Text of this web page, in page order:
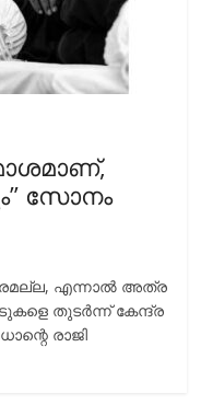
സോനം
എന്നാൽ അത്ര
തുടർന്ന് കേന്ദ്ര
രാജി